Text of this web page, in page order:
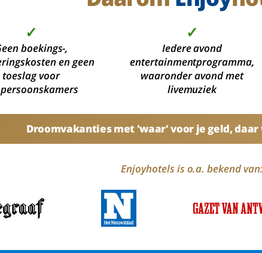
✓
boekings-,
en geen
toeslag voor
✓
Iedere avond
entertainmentprogramma,
waaronder avond met
livemuziek
Droomvakanties met 'waar' voor je geld,
Enjoyhotels is o.a. bekend